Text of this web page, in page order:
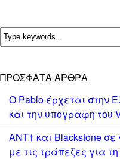
ΠΡΌΣΦΑΤΑ ΆΡΘΡΑ
Ο Pablo έρχεται στην
και την υπογραφή του
ΑΝΤ1 και Blackstone
με τις τράπεζες για